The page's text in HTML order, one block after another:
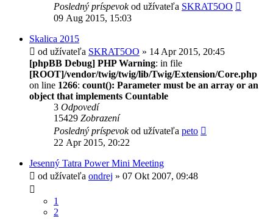
Posledný príspevokod užívateľa SKRAT5OO
09 Aug 2015, 15:03
Skalica 2015
od užívateľa SKRAT5OO » 14 Apr 2015, 20:45
[phpBB Debug] PHP Warning: in file
[ROOT]/vendor/twig/twig/lib/Twig/Extension/Core.php
on line 1266: count(): Parameter must be an array or an
object that implements Countable
3 Odpovedí
15429 Zobrazení
Posledný príspevokod užívateľa peto
22 Apr 2015, 20:22
Jesenný Tatra Power Mini Meeting
od užívateľa ondrej » 07 Okt 2007, 09:48
1
2